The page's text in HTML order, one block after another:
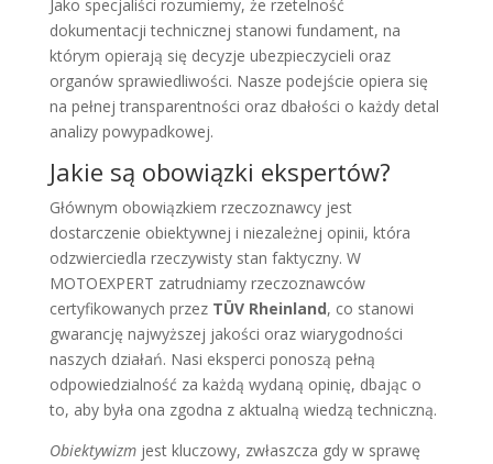
Jako specjaliści rozumiemy, że rzetelność
dokumentacji technicznej stanowi fundament, na
którym opierają się decyzje ubezpieczycieli oraz
organów sprawiedliwości. Nasze podejście opiera się
na pełnej transparentności oraz dbałości o każdy detal
analizy powypadkowej.
Jakie są obowiązki ekspertów?
Głównym obowiązkiem rzeczoznawcy jest
dostarczenie obiektywnej i niezależnej opinii, która
odzwierciedla rzeczywisty stan faktyczny. W
MOTOEXPERT zatrudniamy rzeczoznawców
certyfikowanych przez TÜV Rheinland, co stanowi
gwarancję najwyższej jakości oraz wiarygodności
naszych działań. Nasi eksperci ponoszą pełną
odpowiedzialność za każdą wydaną opinię, dbając o
to, aby była ona zgodna z aktualną wiedzą techniczną.
Obiektywizmjest kluczowy, zwłaszcza gdy w sprawę